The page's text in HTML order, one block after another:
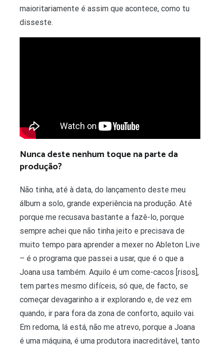
maioritariamente é assim que acontece, como tu
disseste.
Nunca deste nenhum toque na parte da
produção?
Não tinha, até à data, do lançamento deste meu
álbum a solo, grande experiência na produção. Até
porque me recusava bastante a fazê-lo, porque
sempre achei que não tinha jeito e precisava de
muito tempo para aprender a mexer no Ableton Live
– é o programa que passei a usar, que é o que a
Joana usa também. Aquilo é um come-cacos [risos],
tem partes mesmo difíceis, só que, de facto, se
começar devagarinho a ir explorando e, de vez em
quando, ir para fora da zona de conforto, aquilo vai.
Em redoma, lá está, não me atrevo, porque a Joana
é uma máquina, é uma produtora inacreditável, tanto